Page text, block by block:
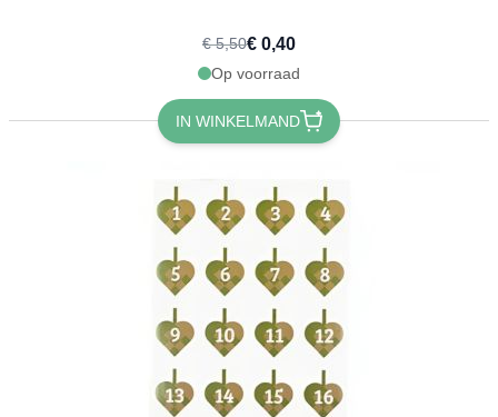
€ 5,50€ 0,40
Op voorraad
IN WINKELMAND